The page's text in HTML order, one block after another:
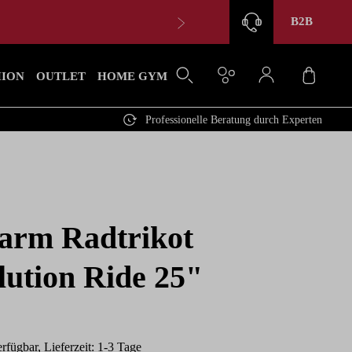
B2B
OUTLET HOME GYM
Professionelle Beratung durch Experten
Radtrikot
Ride 25"
Lieferzeit: 1-3 Tage